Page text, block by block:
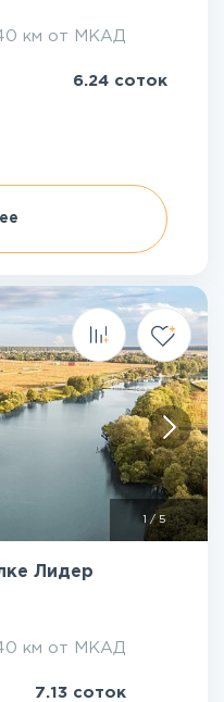
км от МКАД
6.24 соток
/5
Лидер
км от МКАД
7.13 соток